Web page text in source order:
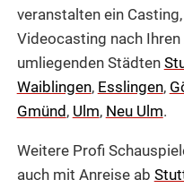
veranstalten ein
Videocasting nach
umliegenden Städten
Waiblingen, Esslingen,
Gmünd, Ulm, Neu Ulm.
Weitere Profi
auch mit Anreise ab